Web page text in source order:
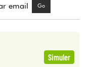
email Go
Simuler